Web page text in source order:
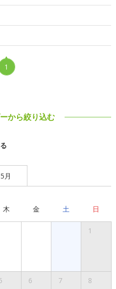
1
から絞り込む
5月
木 金 土 日
1
6 7 8